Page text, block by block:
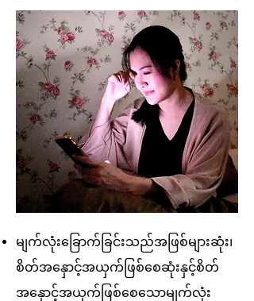
မျက်လုံးခြောက်ခြင်းသည်အဖြစ်များဆုံး၊
စိတ်အနှောင့်အယှက်ဖြစ်စေဆုံးနှင့်စိတ်
အနှောင့်အယှက်ဖြစ်စေသောမျက်လုံး